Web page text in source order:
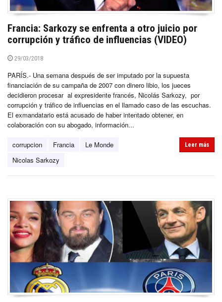
Francia: Sarkozy se enfrenta a otro juicio por
corrupción y tráfico de influencias (VIDEO)
29/03/2018
PARÍS.- Una semana después de ser imputado por la supuesta
financiación de su campaña de 2007 con dinero libio, los jueces
decidieron procesar al expresidente francés, Nicolás Sarkozy, por
corrupción y tráfico de influencias en el llamado caso de las escuchas.
El exmandatario está acusado de haber intentado obtener, en
colaboración con su abogado, información...
corrupcion Francia
Le Monde
Nicolas Sarkozy
Leer más